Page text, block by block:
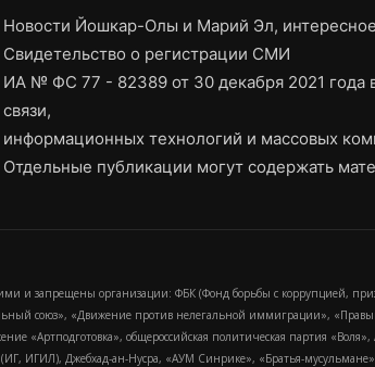
Новости Йошкар-Олы и Марий Эл,
Свидетельство о регистрации СМИ
ИА № ФС 77 - 82389 от 30 декабря 2021 года
связи,
информационных технологий и массовых
Отдельные публикации могут содержать
и запрещены организации: ФБК (Фонд борьбы с коррупцией,
союз», «Движение против нелегальной иммиграции»,
«Артподготовка», общероссийская политическая партия
(ИГ, ИГИЛ), Джебхад-ан-Нусра, «АУМ Синрике», «Братья-